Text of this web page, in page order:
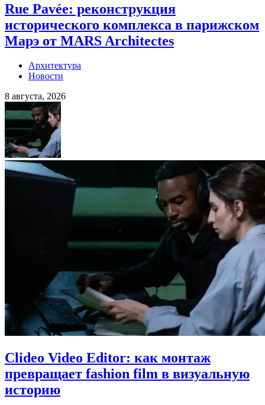
Rue Pavée: реконструкция
исторического комплекса в парижском
Марэ от MARS Architectes
Архитектура
Новости
8 августа, 2026
Clideo Video Editor: как монтаж
превращает fashion film в визуальную
историю